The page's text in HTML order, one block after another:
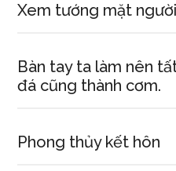
Xem tướng mặt
Bàn tay ta làm nên
đá cũng thành cơm.
Phong thủy kết hôn